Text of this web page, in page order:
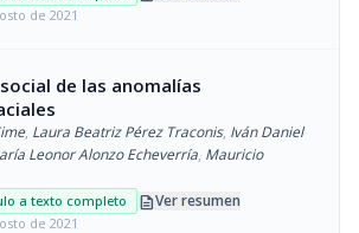
de 2021
de las anomalías
, Laura Beatriz Pérez Traconis, Iván Daniel
Leonor Alonzo Echeverría, Mauricio
a texto completo descriptionVer resumen
de 2021